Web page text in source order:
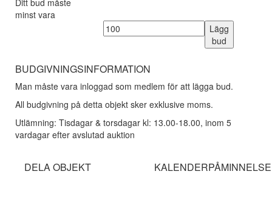
Ditt bud måste
minst vara
Lägg
bud
BUDGIVNINGSINFORMATION
Man måste vara inloggad som medlem för att lägga bud.
All budgivning på detta objekt sker exklusive moms.
Utlämning: Tisdagar & torsdagar kl: 13.00-18.00, inom 5
vardagar efter avslutad auktion
DELA OBJEKT KALENDERPÅMINNELSE